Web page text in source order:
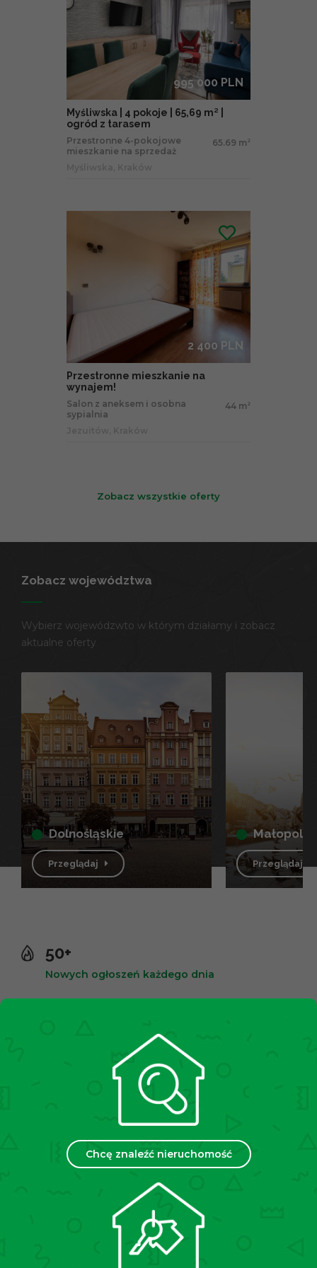
Chcę znaleźć nieruchomość
995 000 PLN
Myśliwska | 4 pokoje | 65,69 m² |
ogród z tarasem
Przestronne 4-pokojowe
mieszkanie na sprzedaż
65.69 m 2
2 400 PLN
Przestronne mieszkanie na
wynajem!
Salon z aneksem i osobna
sypialnia
44 m 2
Zobacz wszystkie oferty
Zobacz województwa
Wybierz wojewódzwto w którym działamy i zobacz
aktualne oferty
dolnośląskie
Przeglądaj Przeglądaj
50+
Nowych ogłoszeń każdego dnia
Zadowolonych klientów
Spotkań miesięcznie
35
Chcesz sprzedać lub wynająć